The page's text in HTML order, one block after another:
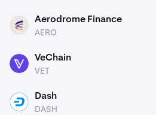
AERO Aerodrome Finance
AERO
VET VeChain
VET
DASH Dash
DASH